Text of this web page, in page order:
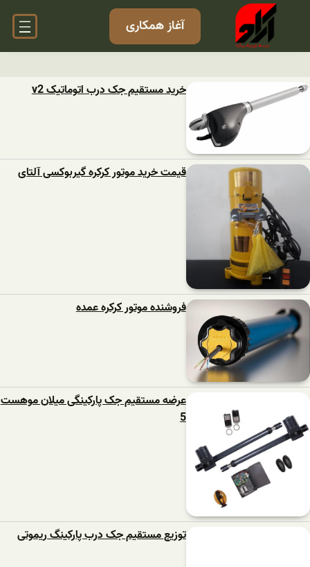
آغاز همکاری
خرید مستقیم جک درب اتوماتیک v2
قیمت خرید موتور کرکره گیربوکسی آلتای
فروشنده موتور کرکره عمده
عرضه مستقیم جک پارکینگی میلان موهست
5
توزیع مستقیم جک درب پارکینگ ریموتی